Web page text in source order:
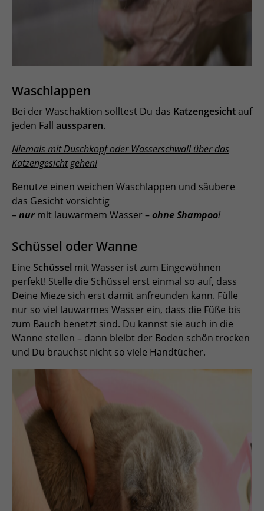
Waschlappen
Bei der Waschaktion solltest Du das Katzengesichtauf
jeden Fall aussparen.
Niemals mit Duschkopf oder Wasserschwall über das
Katzengesicht gehen!
Benutze einen weichen Waschlappen und säubere
das Gesicht vorsichtig
–nur mit lauwarmem Wasser –ohne Shampoo!
Schüssel oder Wanne
Eine Schüssel mit Wasser ist zum Eingewöhnen
perfekt! Stelle die Schüssel erst einmal so auf, dass
Deine Mieze sich erst damit anfreunden kann. Fülle
nur so viel lauwarmes Wasser ein, dass die Füße bis
zum Bauch benetzt sind. Du kannst sie auch in die
Wanne stellen – dann bleibt der Boden schön trocken
und Du brauchst nicht so viele Handtücher.